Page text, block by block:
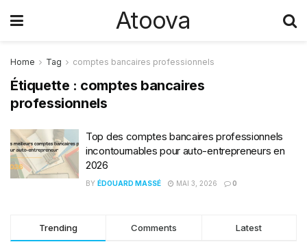
Atoova
Home Tag comptes bancaires professionnels
Étiquette : comptes bancaires
professionnels
Top des comptes bancaires professionnels
incontournables pour auto-entrepreneurs en
2026
BY ÉDOUARD MASSÉ MAI 3, 2026 0
Trending Comments Latest